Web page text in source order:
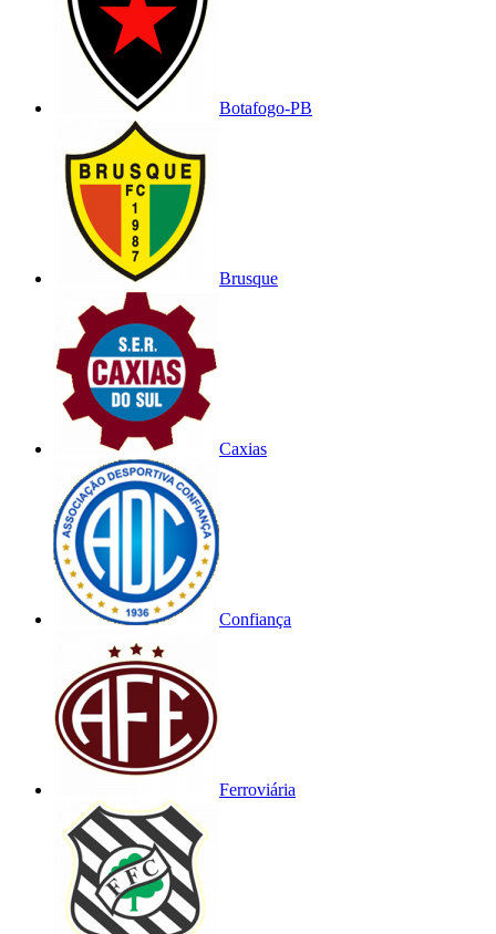
Botafogo-PB
Brusque
Caxias
Confiança
Ferroviária